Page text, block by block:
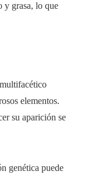
y grasa, lo que
elementos.
su aparición se
genética puede